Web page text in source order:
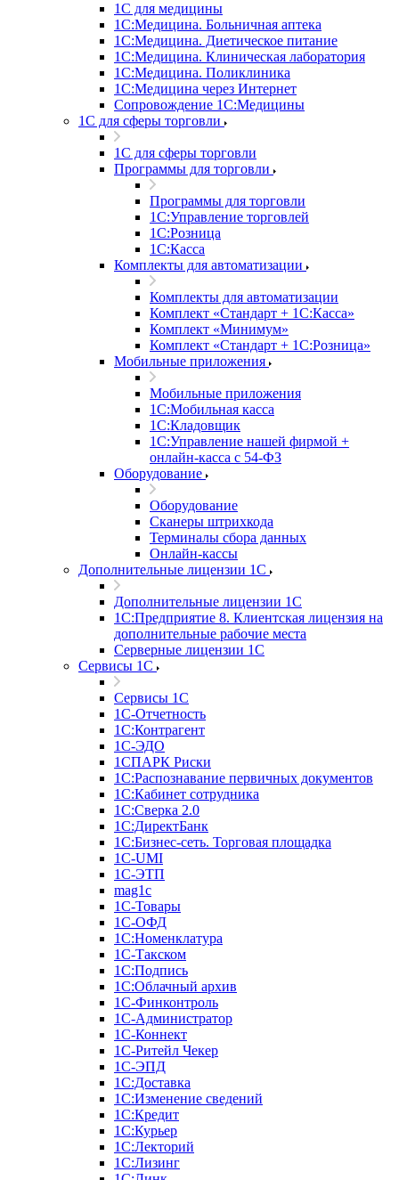
1С для медицины
1С:Медицина. Больничная аптека
1С:Медицина. Диетическое питание
1С:Медицина. Клиническая лаборатория
1С:Медицина. Поликлиника
1С:Медицина через Интернет
Сопровождение 1С:Медицины
1С для сферы торговли
1С для сферы торговли
Программы для торговли
Программы для торговли
1С:Управление торговлей
1С:Розница
1С:Касса
Комплекты для автоматизации
Комплекты для автоматизации
Комплект «Стандарт + 1С:Касса»
Комплект «Минимум»
Комплект «Стандарт + 1С:Розница»
Мобильные приложения
Мобильные приложения
1С:Мобильная касса
1С:Кладовщик
1С:Управление нашей фирмой +
онлайн-касса с 54-ФЗ
Оборудование
Оборудование
Сканеры штрихкода
Терминалы сбора данных
Онлайн-кассы
Дополнительные лицензии 1С
Дополнительные лицензии 1С
1С:Предприятие 8. Клиентская лицензия на
дополнительные рабочие места
Серверные лицензии 1С
Сервисы 1С
Сервисы 1С
1С-Отчетность
1С:Контрагент
1С-ЭДО
1СПАРК Риски
1С:Распознавание первичных документов
1С:Кабинет сотрудника
1С:Сверка 2.0
1С:ДиректБанк
1С:Бизнес-сеть. Торговая площадка
1С-UMI
1С-ЭТП
mag1c
1С-Товары
1С-ОФД
1С:Номенклатура
1С-Такском
1С:Подпись
1С:Облачный архив
1С-Финконтроль
1С-Администратор
1С-Коннект
1С-Ритейл Чекер
1С-ЭПД
1С:Доставка
1С:Изменение сведений
1С:Кредит
1С:Курьер
1С:Лекторий
1С:Лизинг